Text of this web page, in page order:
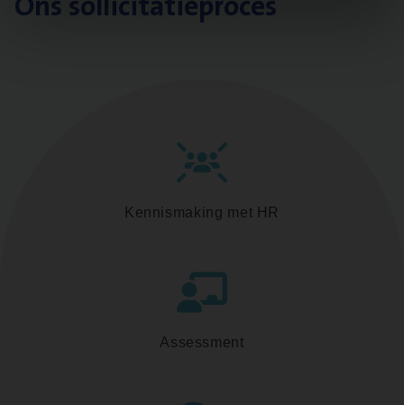
Kennismaking met HR
Assessment